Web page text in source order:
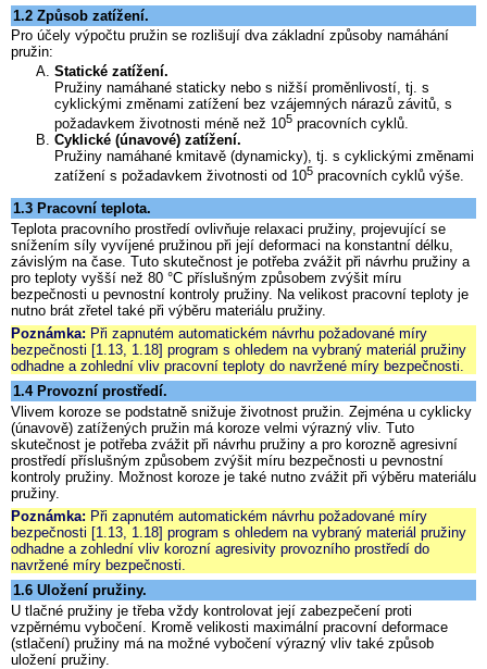
1.2 Způsob zatížení.
Pro účely výpočtu pružin se rozlišují dva základní způsoby namáhání
pružin:
Statické zatížení.
Pružiny namáhané staticky nebo s nižší proměnlivostí, tj. s
cyklickými změnami zatížení bez vzájemných nárazů závitů, s
požadavkem životnosti méně než 105 pracovních cyklů.
Cyklické (únavové) zatížení.
Pružiny namáhané kmitavě (dynamicky), tj. s cyklickými změnami
zatížení s požadavkem životnosti od 105 pracovních cyklů výše.
1.3 Pracovní teplota.
Teplota pracovního prostředí ovlivňuje relaxaci pružiny, projevující se
snížením síly vyvíjené pružinou při její deformaci na konstantní délku,
závislým na čase. Tuto skutečnost je potřeba zvážit při návrhu pružiny a
pro teploty vyšší než 80 °C příslušným způsobem zvýšit míru
bezpečnosti u pevnostní kontroly pružiny. Na velikost pracovní teploty je
nutno brát zřetel také při výběru materiálu pružiny.
Poznámka: Při zapnutém automatickém návrhu požadované míry
bezpečnosti [1.13, 1.18] program s ohledem na vybraný materiál pružiny
odhadne a zohlední vliv pracovní teploty do navržené míry bezpečnosti.
1.4 Provozní prostředí.
Vlivem koroze se podstatně snižuje životnost pružin. Zejména u cyklicky
(únavově) zatížených pružin má koroze velmi výrazný vliv. Tuto
skutečnost je potřeba zvážit při návrhu pružiny a pro korozně agresivní
prostředí příslušným způsobem zvýšit míru bezpečnosti u pevnostní
kontroly pružiny. Možnost koroze je také nutno zvážit při výběru materiálu
pružiny.
Poznámka: Při zapnutém automatickém návrhu požadované míry
bezpečnosti [1.13, 1.18] program s ohledem na vybraný materiál pružiny
odhadne a zohlední vliv korozní agresivity provozního prostředí do
navržené míry bezpečnosti.
1.6 Uložení pružiny.
U tlačné pružiny je třeba vždy kontrolovat její zabezpečení proti
vzpěrnému vybočení. Kromě velikosti maximální pracovní deformace
(stlačení) pružiny má na možné vybočení výrazný vliv také způsob
uložení pružiny.